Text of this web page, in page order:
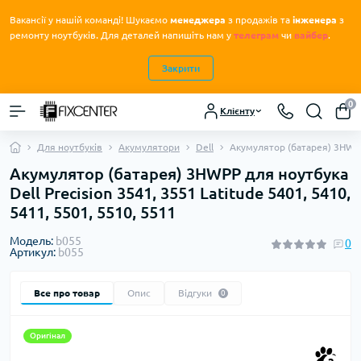
Вакансії у нашій команді! Шукаємо менеджера з продажів та інженера з
ремонту ноутбуків. Для деталей напишіть нам у телеграм чи вайбер.
Закрити
Клієнту
0
Для ноутбуків Акумулятори Dell Акумулятор (батарея)
Акумулятор (батарея) 3HWPP для ноутбука
Dell Precision 3541, 3551 Latitude 5401, 5410,
5411, 5501, 5510, 5511
Модель: b055
Артикул: b055
0
Все про товар Опис Відгуки 0
Оригінал